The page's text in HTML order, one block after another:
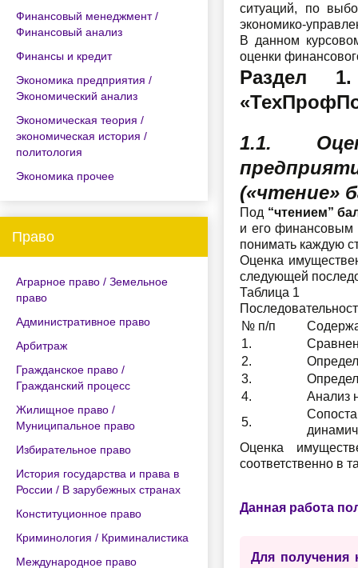
Финансовый менеджмент /
Финансовый анализ
Финансы и кредит
Экономика предприятия /
Экономический анализ
Экономическая теория /
экономическая история /
политология
Экономика прочее
Право
Аграрное право / Земельное
право
Административное право
Арбитраж
Гражданское право /
Гражданский процесс
Жилищное право /
Муниципальное право
Избирательное право
История государства и права в
России / В зарубежных странах
Конституционное право
Криминология / Криминалистика
Международное право
ситуаций, по
экономико-
В данном
оценки
Раздел
1.1.
(«чтение»
Под “чтением”
и его финансовым
понимать каждую
Оценка
следующей
Таблица 1
№ п/п
1.
2.
3.
4.
Анализ
5.
Оценка
соответственно в
Данная работа
Для получения